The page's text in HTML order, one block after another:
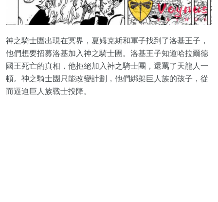
神之騎士團出現在冥界，夏姆克斯和軍子找到了洛基王子，
他們想要招募洛基加入神之騎士團。洛基王子知道哈拉爾德
國王死亡的真相，他拒絕加入神之騎士團，還罵了天龍人一
頓。神之騎士團只能改變計劃，他們綁架巨人族的孩子，從
而逼迫巨人族戰士投降。